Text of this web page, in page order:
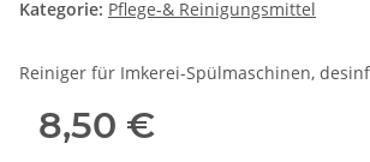
Kategorie: Pflege-& Reinigungsmittel
Reiniger für Imkerei-Spülmaschinen,
8,50 €